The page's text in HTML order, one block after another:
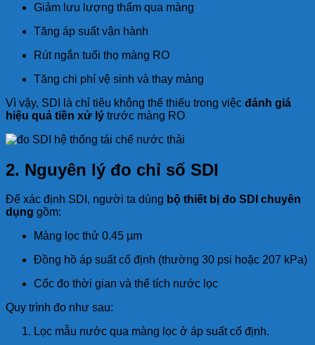
Giảm lưu lượng thấm qua màng
Tăng áp suất vận hành
Rút ngắn tuổi thọ màng RO
Tăng chi phí vệ sinh và thay màng
Vì vậy, SDI là chỉ tiêu không thể thiếu trong việc đánh giá
hiệu quả tiền xử lý trước màng RO
2. Nguyên lý đo chỉ số SDI
Để xác định SDI, người ta dùng bộ thiết bị đo SDI chuyên
dụng gồm:
Màng lọc thử 0.45 µm
Đồng hồ áp suất cố định (thường 30 psi hoặc 207 kPa)
Cốc đo thời gian và thể tích nước lọc
Quy trình đo như sau:
Lọc mẫu nước qua màng lọc ở áp suất cố định.